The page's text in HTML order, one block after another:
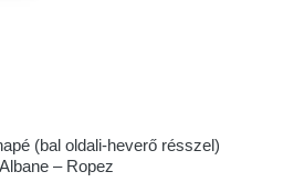
(bal oldali-heverő résszel)
Albane – Ropez